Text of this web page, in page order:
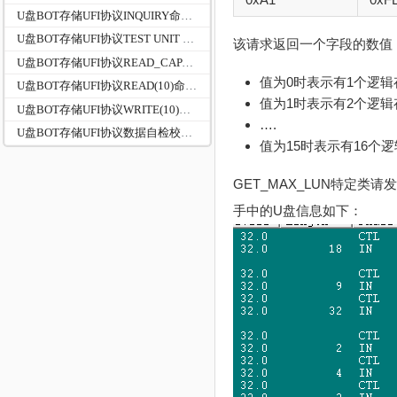
U盘BOT存储UFI协议TEST UNIT READY命令:0x00
U盘BOT存储UFI协议READ_CAPACITY命令说明及实例分析
U盘BOT存储UFI协议READ(10)命令:0x28
U盘BOT存储UFI协议数据自检校验命令VERIFY:0x2F
该请求返回一个字段的数值
值为0时表示有1个逻
值为1时表示有2个逻
….
值为15时表示有16个
GET_MAX_LUN特定类请
手中的U盘信息如下：